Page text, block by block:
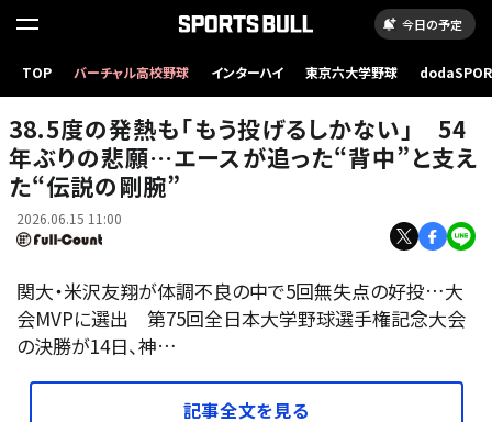
今日の予定
TOP バーチャル高校野球 インターハイ 東京六大学野球
慶大戦に先発した関大・米沢友翔【写真：井上学】
38.5度の発熱も「もう投げるしかない」 54
年ぶりの悲願…エースが追った“背中”と支え
た“伝説の剛腕”
2026.06.15 11:00
関大・米沢友翔が体調不良の中で5回無失点の好投…大
会MVPに選出 第75回全日本大学野球選手権記念大会
の決勝が14日、神…
記事全文を見る